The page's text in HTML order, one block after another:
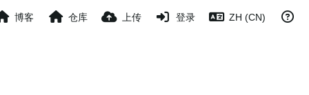
博客 仓库 上传 登录 ZH (CN)